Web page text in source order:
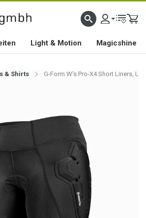
BIKEZUBEHÖR SEIT 2010
Light & Motion Magicshine
& Shirts G-Form W's Pro-X4 Short Liners, L